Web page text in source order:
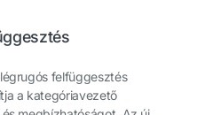
felfüggesztés
a kategóriavezető